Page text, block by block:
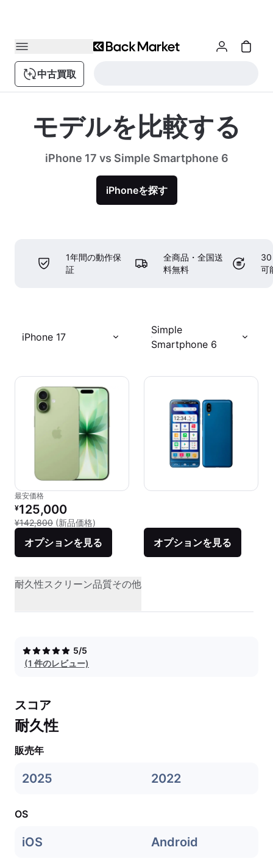
中古買取
モデルを比較する
iPhone 17 vs Simple Smartphone 6
iPhoneを探す
1年間の動作保
証
全商品・全国送
料無料
30
可
iPhone 17
Simple
Smartphone 6
最安価格
リファービッシュ品の価格：
¥125,000
¥142,800 (新品価格)
オプションを見る オプションを見る
耐久性スクリーン品質その他
5/5
(1 件のレビュー)
スコア
耐久性
販売年
2025 2022
OS
iOS Android